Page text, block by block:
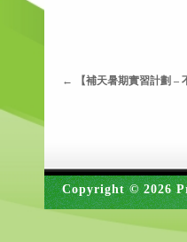
← 【補天暑期實習計劃 –
Copyright © 2026